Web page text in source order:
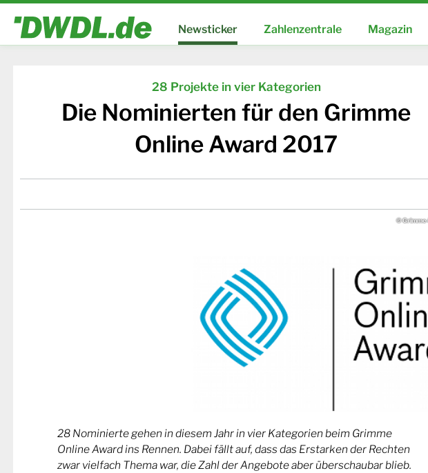
Newsticker Zahlenzentrale Magazin
28 Projekte in vier Kategorien
Die Nominierten für den Grimme
Online Award 2017
©
28 Nominierte gehen in diesem Jahr in vier Kategorien beim Grimme
Online Award ins Rennen. Dabei fällt auf, dass das Erstarken der Rechten
zwar vielfach Thema war, die Zahl der Angebote aber überschaubar blieb.